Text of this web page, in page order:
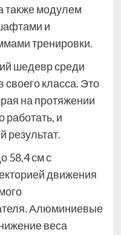
также модулем
и
тренировки.
шедевр среди
класса. Это
на протяжении
работать, и
результат.
58,4 см с
движения
Алюминиевые
веса